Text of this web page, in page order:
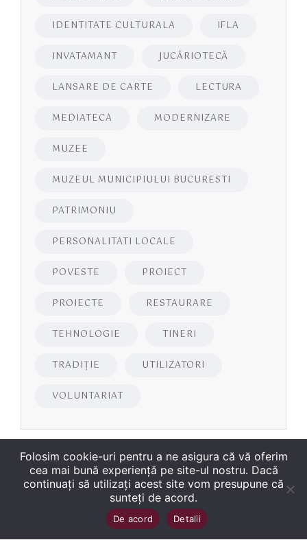
IDENTITATE CULTURALA IFLA
INVATAMANT JUCĂRIOTECĂ
LANSARE DE CARTE LECTURA
MEDIATECA MODERNIZARE
MUZEE
MUZEUL MUNICIPIULUI BUCURESTI
PATRIMONIU
PERSONALITATI LOCALE
POVESTE PROIECT
PROIECTE RESTAURARE
TEHNOLOGIE TINERI
TRADIȚIE UTILIZATORI
VOLUNTARIAT
2026Biblioteca Județeană
„George Bariţiu‟ Braşov. Toate drepturile sunt
Folosim cookie-uri pentru a ne asigura că vă oferim
cea mai bună experiență pe site-ul nostru. Dacă
continuați să utilizați acest site vom presupune că
sunteți de acord.
De acord Detalii